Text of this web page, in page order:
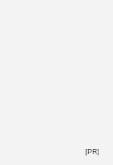
[PR]